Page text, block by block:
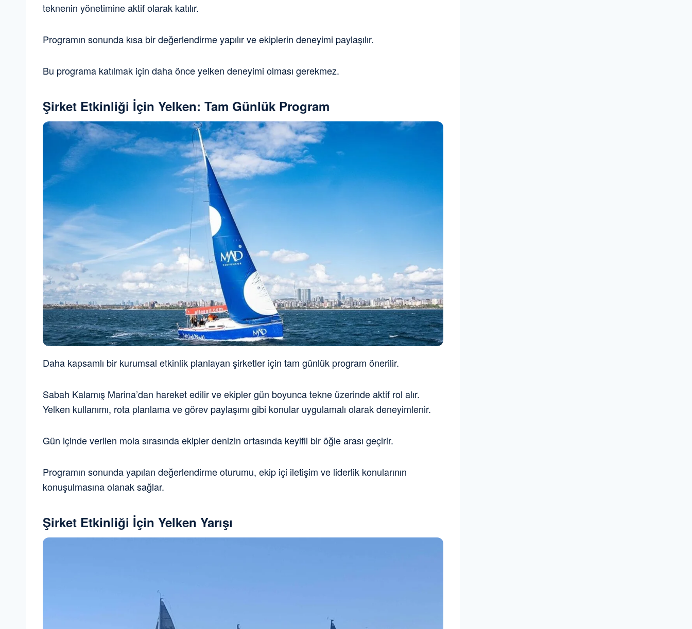
teknenin yönetimine aktif olarak katılır.
Programın sonunda kısa bir değerlendirme yapılır ve ekiplerin deneyimi paylaşılır.
Bu programa katılmak için daha önce yelken deneyimi olması gerekmez.
Şirket Etkinliği İçin Yelken: Tam Günlük Program
Daha kapsamlı bir kurumsal etkinlik planlayan şirketler için tam günlük program önerilir.
Sabah Kalamış Marina’dan hareket edilir ve ekipler gün boyunca tekne üzerinde aktif rol alır.
Yelken kullanımı, rota planlama ve görev paylaşımı gibi konular uygulamalı olarak deneyimlenir.
Gün içinde verilen mola sırasında ekipler denizin ortasında keyifli bir öğle arası geçirir.
Programın sonunda yapılan değerlendirme oturumu, ekip içi iletişim ve liderlik konularının
konuşulmasına olanak sağlar.
Şirket Etkinliği İçin Yelken Yarışı